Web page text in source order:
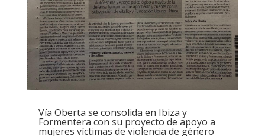
Vía Oberta se consolida en Ibiza y
Formentera con su proyecto de apoyo a
mujeres víctimas de violencia de género